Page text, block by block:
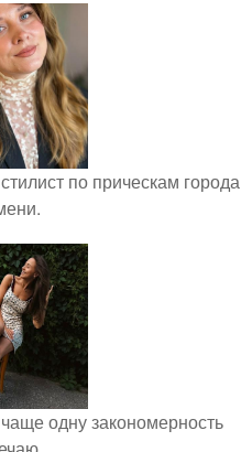
по прическам города
одну закономерность